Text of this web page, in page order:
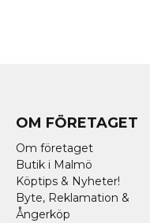
OM FÖRETAGET
Om företaget
Butik i Malmö
Köptips & Nyheter!
Byte, Reklamation &
Ångerköp